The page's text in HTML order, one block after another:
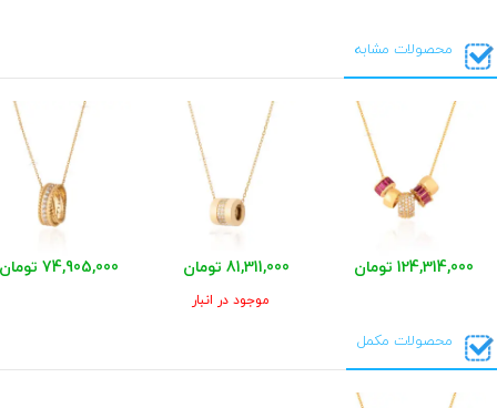
محصولات مشابه
124,314,000 تومان 81,311,000 تومان
موجود در انبار
74,905,000 تومان
محصولات مکمل